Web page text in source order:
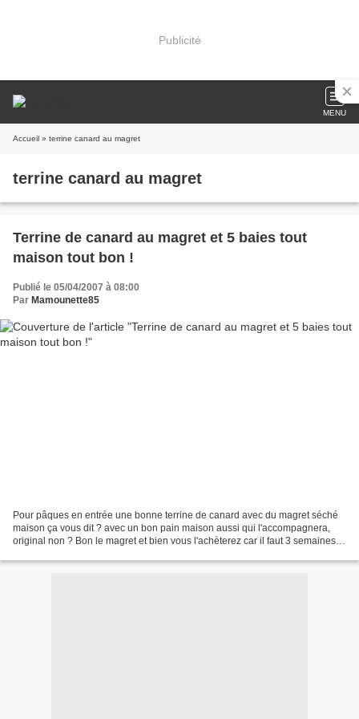
Publicité
MENU
Accueil » terrine canard au magret
terrine canard au magret
Terrine de canard au magret et 5 baies tout
maison tout bon !
Publié le 05/04/2007 à 08:00
Par Mamounette85
Pour pâques en entrée une bonne terrine de canard avec du magret séché
maison ça vous dit ? avec un bon pain maison aussi qui l'accompagnera,
original non ? Bon le magret et bien vous l'achèterez car il faut 3 semaines